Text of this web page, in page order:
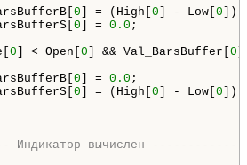
0 ] = (High[ 0 ] - Low[ 0 ])
0 ] = 0.0 ;
0 ] < Open[ 0 ] && Val_BarsBuffer[ 0
0 ] = 0.0 ;
0 ] = (High[ 0 ] - Low[ 0 ])
вычислен